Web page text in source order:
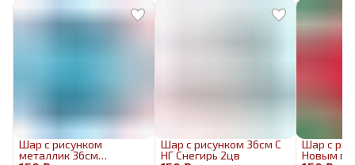
Шар с рисунком
металлик 36см
Шар с рисунком 36см С
НГ Снегирь 2цв
Шар с
Новым